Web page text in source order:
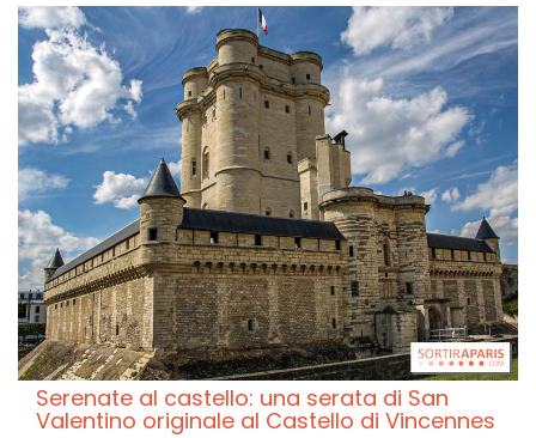
Serenate al castello: una serata di San
Valentino originale al Castello di Vincennes